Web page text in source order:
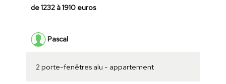
de 1232 à 1910 euros
Pascal
2 porte-fenêtres alu - appartement